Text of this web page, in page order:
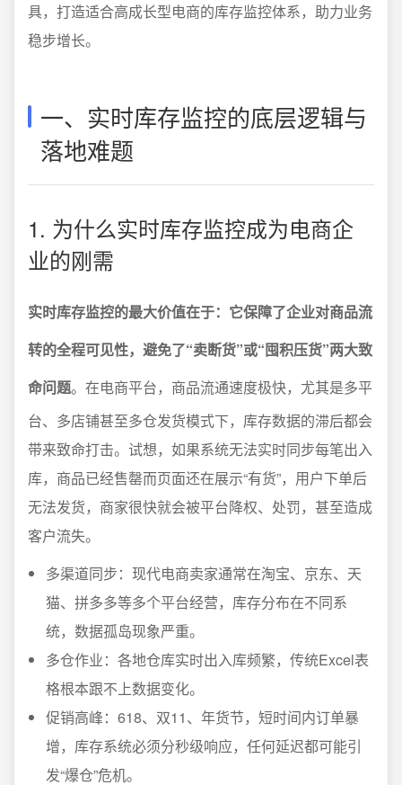
具，打造适合高成长型电商的库存监控体系，助力业务
稳步增长。
一、实时库存监控的底层逻辑与
落地难题
1. 为什么实时库存监控成为电商企
业的刚需
实时库存监控的最大价值在于：它保障了企业对商品流
转的全程可见性，避免了“卖断货”或“囤积压货”两大致
命问题。在电商平台，商品流通速度极快，尤其是多平
台、多店铺甚至多仓发货模式下，库存数据的滞后都会
带来致命打击。试想，如果系统无法实时同步每笔出入
库，商品已经售罄而页面还在展示“有货”，用户下单后
无法发货，商家很快就会被平台降权、处罚，甚至造成
客户流失。
多渠道同步：现代电商卖家通常在淘宝、京东、天
猫、拼多多等多个平台经营，库存分布在不同系
统，数据孤岛现象严重。
多仓作业：各地仓库实时出入库频繁，传统Excel表
格根本跟不上数据变化。
促销高峰：618、双11、年货节，短时间内订单暴
增，库存系统必须分秒级响应，任何延迟都可能引
发“爆仓”危机。